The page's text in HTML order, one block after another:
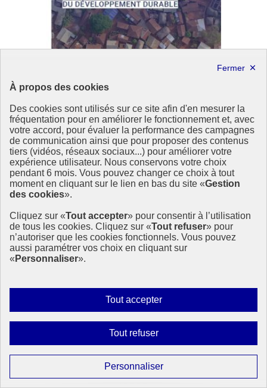
À propos des cookies
Des cookies sont utilisés sur ce site afin d'en mesurer la
fréquentation pour en améliorer le fonctionnement et, avec
votre accord, pour évaluer la performance des campagnes
de communication ainsi que pour proposer des contenus
tiers (vidéos, réseaux sociaux...) pour améliorer votre
expérience utilisateur. Nous conservons votre choix
pendant 6 mois. Vous pouvez changer ce choix à tout
moment en cliquant sur le lien en bas du site «Gestion
des cookies».
Cliquez sur «Tout accepter» pour consentir à l’utilisation
de tous les cookies. Cliquez sur «Tout refuser» pour
n’autoriser que les cookies fonctionnels. Vous pouvez
aussi paramétrer vos choix en cliquant sur
« Personnaliser».
Tout accepterAutoriser
tous
Tout refuserInterdire
tous
PersonnaliserParamétrer
les
Étincelles, une campagne internationale pour
promouvoir le sport au féminin
Cette année, la France est fière d’accueillir les premiers Jeux
occasion, ONU Femmes France souhaite mettre en lumière les
enjeux liés au genre dans le monde du sport afin qu’il soit plus
inclusif et égalitaire.
27 juin 2024 - En France